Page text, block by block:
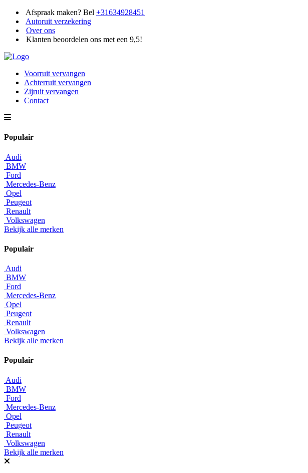
Afspraak maken? Bel +31634928451
Autoruit verzekering
Over ons
Klanten beoordelen ons met een 9,5!
Voorruit vervangen
Achterruit vervangen
Zijruit vervangen
Contact
Populair
Audi
BMW
Ford
Mercedes-Benz
Opel
Peugeot
Renault
Volkswagen
Bekijk alle merken
Populair
Audi
BMW
Ford
Mercedes-Benz
Opel
Peugeot
Renault
Volkswagen
Bekijk alle merken
Populair
Audi
BMW
Ford
Mercedes-Benz
Opel
Peugeot
Renault
Volkswagen
Bekijk alle merken